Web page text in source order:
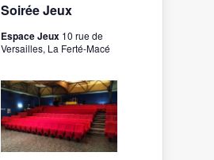
Soirée Jeux
Espace Jeux 10 rue de
Versailles, La Ferté-Macé